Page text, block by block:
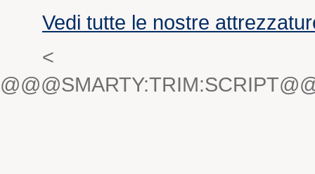
Vedi tutte le nostre
<